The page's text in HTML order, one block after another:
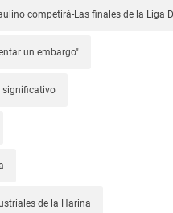
competirá-Las finales de la Liga
un embargo"
significativo
de la Harina